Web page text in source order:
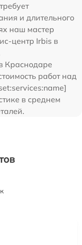
и длительного
наш мастер
центр Irbis в
Краснодаре
работ над
в среднем